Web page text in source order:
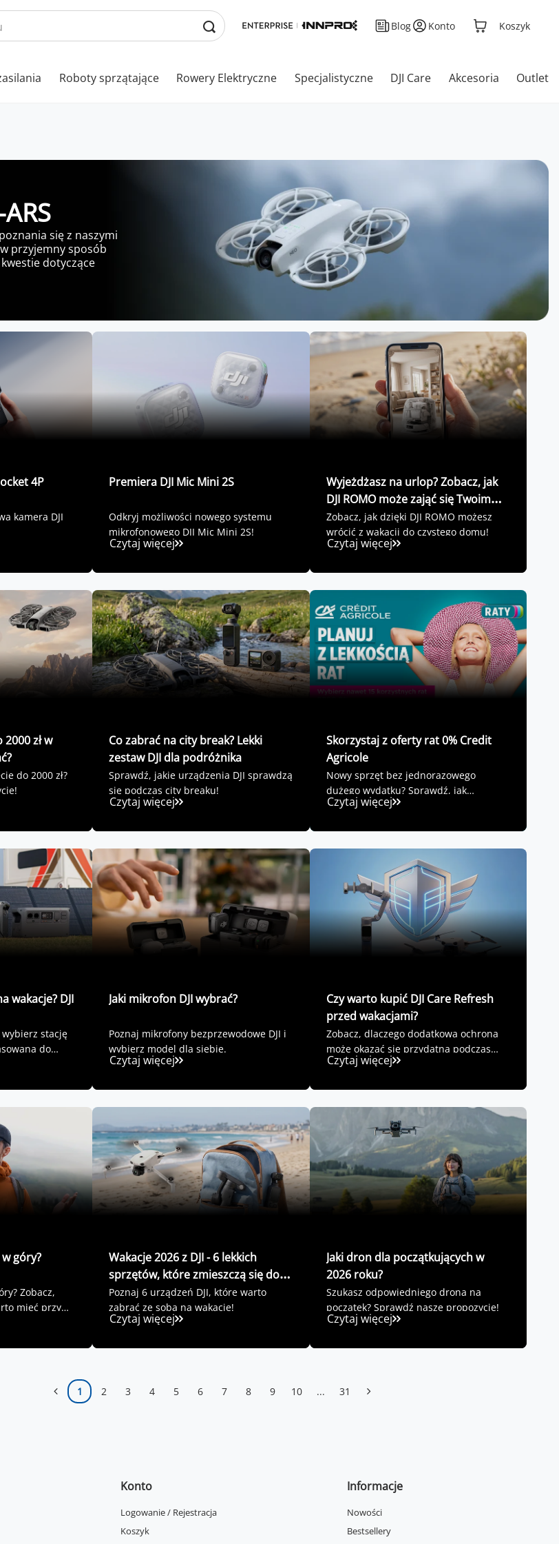
Blog Konto Koszyk
Roboty sprzątające Rowery Elektryczne Specjalistyczne DJI Care Akcesoria Outlet
się z naszymi
przyjemny sposób
dotyczące
4P
kamera DJI
Premiera DJI Mic Mini 2S
Odkryj możliwości nowego systemu
mikrofonowego DJI Mic Mini 2S!
Czytaj więcej
Wyjeżdżasz na urlop? Zobacz, jak
DJI ROMO może zająć się Twoim
domem
Zobacz, jak dzięki DJI ROMO możesz
wrócić z wakacji do czystego domu!
Czytaj więcej
zł w
do 2000 zł?
Co zabrać na city break? Lekki
zestaw DJI dla podróżnika
Sprawdź, jakie urządzenia DJI sprawdzą
się podczas city breaku!
Czytaj więcej
Skorzystaj z oferty rat 0% Credit
Agricole
Nowy sprzęt bez jednorazowego
dużego wydatku? Sprawdź, jak
skorzystać z rat 0%.
Czytaj więcej
wakacje? DJI
wybierz stację
do
Jaki mikrofon DJI wybrać?
Poznaj mikrofony bezprzewodowe DJI i
wybierz model dla siebie.
Czytaj więcej
Czy warto kupić DJI Care Refresh
przed wakacjami?
Zobacz, dlaczego dodatkowa ochrona
może okazać się przydatna podczas
wyjazdu!
Czytaj więcej
góry?
Zobacz,
mieć przy
Wakacje 2026 z DJI - 6 lekkich
sprzętów, które zmieszczą się do
plecaka
Poznaj 6 urządzeń DJI, które warto
zabrać ze sobą na wakacje!
Czytaj więcej
Jaki dron dla początkujących w
2026 roku?
Szukasz odpowiedniego drona na
początek? Sprawdź nasze propozycje!
Czytaj więcej
1 2 3 4 5 6 7 8 9 10 ... 31
Konto
Logowanie / Rejestracja
Koszyk
Informacje
Nowości
Bestsellery